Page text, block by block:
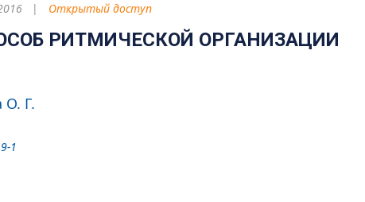
Открытый доступ
РИТМИЧЕСКОЙ ОРГАНИЗАЦИИ
О. Г.
1